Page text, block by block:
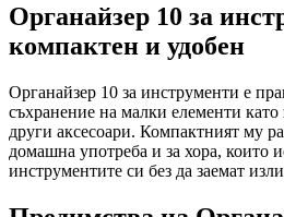
Органайзер 10 за
компактен и удобен
Органайзер 10 за инструменти е
съхранение на малки елементи
други аксесоари. Компактният му
домашна употреба и за хора, които
инструментите си без да заемат